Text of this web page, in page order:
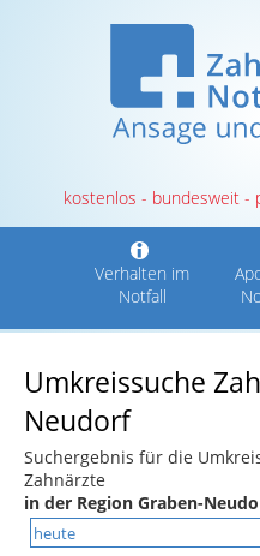
kostenlos - bundesweit -
Verhalten im
Notfall
Umkreissuche
Neudorf
Suchergebnis für die
Zahnärzte
in der Region Graben-